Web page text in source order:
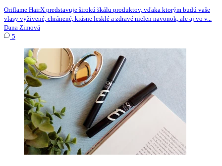
Oriflame HairX predstavuje širokú škálu produktov, vďaka ktorým budú vaše
vlasy vyživené, chránené, krásne lesklé a zdravé nielen navonok, ale aj vo v...
Dana Zimová
5